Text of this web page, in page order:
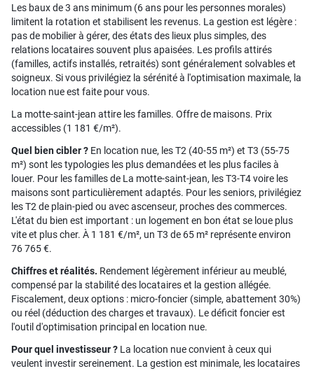
Les baux de 3 ans minimum (6 ans pour les personnes morales)
limitent la rotation et stabilisent les revenus. La gestion est légère :
pas de mobilier à gérer, des états des lieux plus simples, des
relations locataires souvent plus apaisées. Les profils attirés
(familles, actifs installés, retraités) sont généralement solvables et
soigneux. Si vous privilégiez la sérénité à l'optimisation maximale, la
location nue est faite pour vous.
La motte-saint-jean attire les familles. Offre de maisons. Prix
accessibles (1 181 €/m²).
Quel bien cibler ? En location nue, les T2 (40-55 m²) et T3 (55-75
m²) sont les typologies les plus demandées et les plus faciles à
louer. Pour les familles de La motte-saint-jean, les T3-T4 voire les
maisons sont particulièrement adaptés. Pour les seniors, privilégiez
les T2 de plain-pied ou avec ascenseur, proches des commerces.
L'état du bien est important : un logement en bon état se loue plus
vite et plus cher. À 1 181 €/m², un T3 de 65 m² représente environ
76 765 €.
Chiffres et réalités. Rendement légèrement inférieur au meublé,
compensé par la stabilité des locataires et la gestion allégée.
Fiscalement, deux options : micro-foncier (simple, abattement 30%)
ou réel (déduction des charges et travaux). Le déficit foncier est
l'outil d'optimisation principal en location nue.
Pour quel investisseur ? La location nue convient à ceux qui
veulent investir sereinement. La gestion est minimale, les locataires